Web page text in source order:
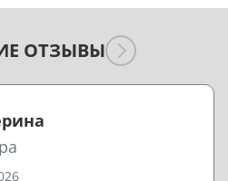
ОТЗЫВЫ